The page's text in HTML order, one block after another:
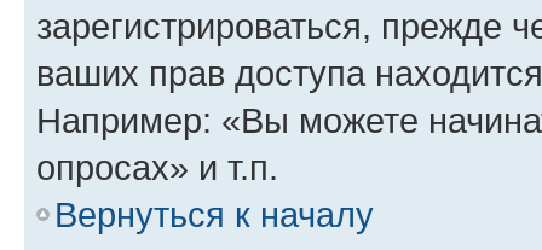
зарегистрироваться, прежде
ваших прав доступа
Например: «Вы можете
опросах» и т.п.
Вернуться к началу